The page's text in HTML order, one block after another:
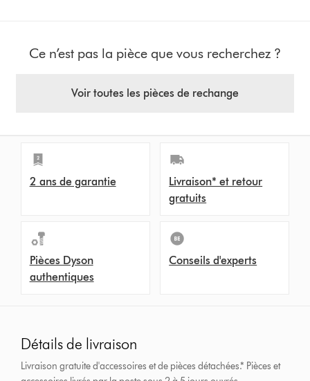
Ce n’est pas la pièce que vous recherchez ?
Voir toutes les pièces de rechange
2 ans de garantie
Livraison* et retour
gratuits
Pièces Dyson
authentiques
Conseils d'experts
Détails de livraison
Livraison gratuite d'accessoires et de pièces détachées.* Pièces et